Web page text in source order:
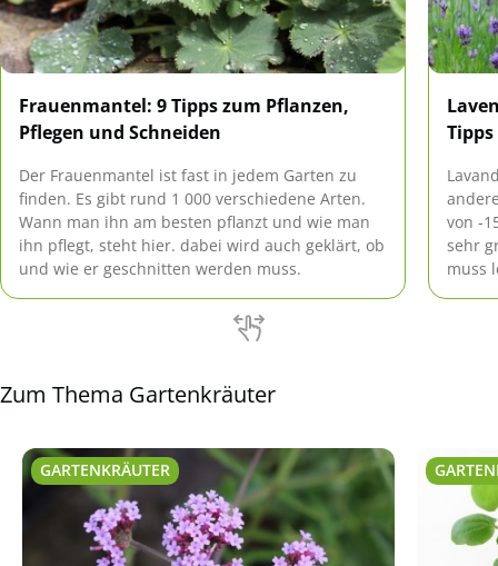
Frauenmantel: 9 Tipps zum Pflanzen,
Pflegen und Schneiden
Der Frauenmantel ist fast in jedem Garten zu
finden. Es gibt rund 1 000 verschiedene Arten.
Wann man ihn am besten pflanzt und wie man
ihn pflegt, steht hier. dabei wird auch geklärt, ob
und wie er geschnitten werden muss.
von -
sehr
muss
Zum Thema Gartenkräuter
GARTENKRÄUTER